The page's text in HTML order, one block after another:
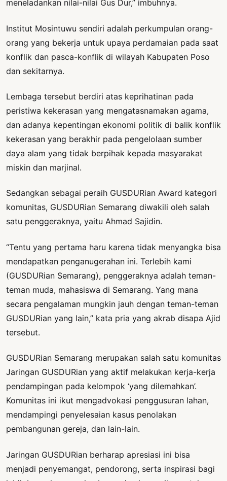
meneladankan nilai-nilai Gus Dur,” imbuhnya.
Institut Mosintuwu sendiri adalah perkumpulan orang-
orang yang bekerja untuk upaya perdamaian pada saat
konflik dan pasca-konflik di wilayah Kabupaten Poso
dan sekitarnya.
Lembaga tersebut berdiri atas keprihatinan pada
peristiwa kekerasan yang mengatasnamakan agama,
dan adanya kepentingan ekonomi politik di balik konflik
kekerasan yang berakhir pada pengelolaan sumber
daya alam yang tidak berpihak kepada masyarakat
miskin dan marjinal.
Sedangkan sebagai peraih GUSDURian Award kategori
komunitas, GUSDURian Semarang diwakili oleh salah
satu penggeraknya, yaitu Ahmad Sajidin.
“Tentu yang pertama haru karena tidak menyangka bisa
mendapatkan penganugerahan ini. Terlebih kami
(GUSDURian Semarang), penggeraknya adalah teman-
teman muda, mahasiswa di Semarang. Yang mana
secara pengalaman mungkin jauh dengan teman-teman
GUSDURian yang lain,” kata pria yang akrab disapa Ajid
tersebut.
GUSDURian Semarang merupakan salah satu komunitas
Jaringan GUSDURian yang aktif melakukan kerja-kerja
pendampingan pada kelompok ‘yang dilemahkan’.
Komunitas ini ikut mengadvokasi penggusuran lahan,
mendampingi penyelesaian kasus penolakan
pembangunan gereja, dan lain-lain.
Jaringan GUSDURian berharap apresiasi ini bisa
menjadi penyemangat, pendorong, serta inspirasi bagi